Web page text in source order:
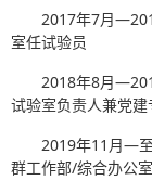
2017年7月
室任试验员
2018年8月
试验室负责人兼党建
2019年11月—
群工作部/综合办公